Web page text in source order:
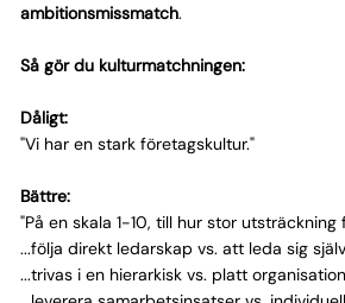
ambitionsmissmatch.
Så gör du kulturmatchningen:
Dåligt:
"Vi har en stark företagskultur."
Bättre:
"På en skala 1-10, till hur stor
...följa direkt ledarskap vs. att leda sig
...trivas i en hierarkisk vs. platt